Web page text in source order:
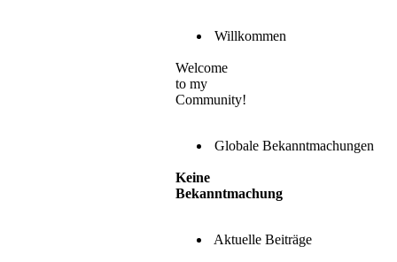
Willkommen
Welcome
to my
Community!
Globale Bekanntmachungen
Keine
Bekanntmachung
Aktuelle Beiträge